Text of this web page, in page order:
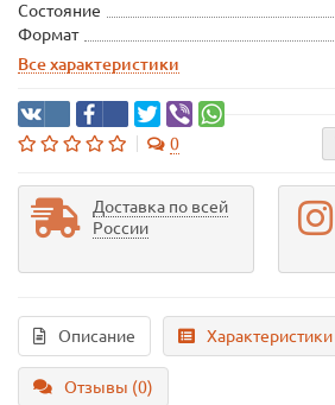
Состояние
Формат
Все характеристики
0
Доставка по всей
России
Описание Характеристики
Отзывы (0)